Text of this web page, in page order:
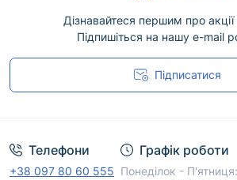
Дізнавайтеся першим про
Підпишіться на нашу e-mail
Підписатися
Телефони
+38 097 80 60 555
Графік роботи
Понеділок -